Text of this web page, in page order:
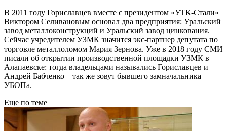
В 2011 году Гориславцев вместе с президентом «УТК-Стали»
Виктором Селивановым основал два предприятия: Уральский
завод металлоконструкций и Уральский завод цинкования.
Сейчас учредителем УЗМК значится экс-партнер депутата по
торговле металлоломом Мария Зернова. Уже в 2018 году СМИ
писали об открытии производственной площадки УЗМК в
Алапаевске: тогда владельцами назывались Гориславцев и
Андрей Бабченко – так же зовут бывшего замначальника
УБОПа.
Еще по теме